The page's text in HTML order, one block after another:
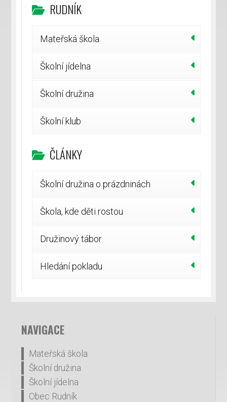
RUDNÍK
Mateřská škola
Školní jídelna
Školní družina
Školní klub
ČLÁNKY
Školní družina o prázdninách
Škola, kde děti rostou
Družinový tábor
Hledání pokladu
NAVIGACE
Mateřská škola
Školní družina
Školní jídelna
Obec Rudník